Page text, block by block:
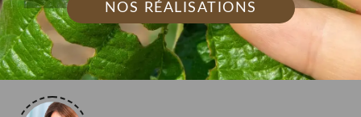
NOS RÉALISATIONS